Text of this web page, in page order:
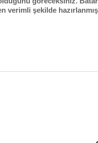
verimli şekilde
bulunuyor.